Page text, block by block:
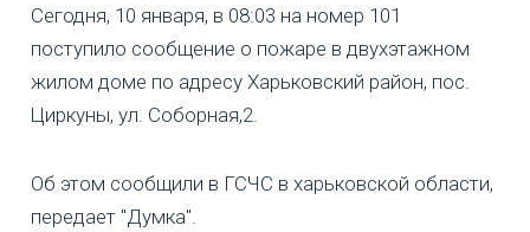
Сегодня, 10 января, в 08:03 на номер 101
поступило сообщение о пожаре в двухэтажном
жилом доме по адресу Харьковский район, пос.
Циркуны, ул. Соборная,2.
Об этом сообщили в ГСЧС в харьковской области,
передает "Думка".